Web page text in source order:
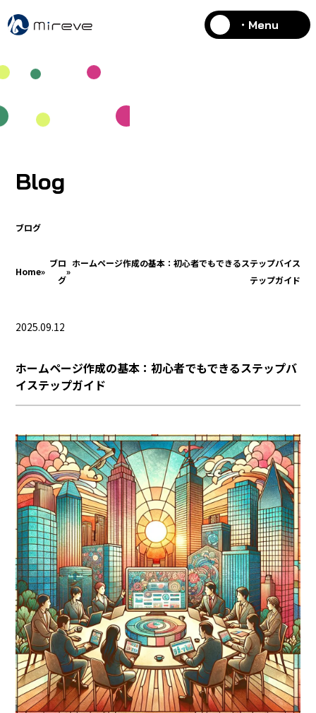
・Menu
Blog
ブログ
Home»
ブロ
グ
»
ホームページ作成の基本：初心者でもできるステップバイス
テップガイド
2025.09.12
ホームページ作成の基本：初心者でもできるステップバ
イステップガイド